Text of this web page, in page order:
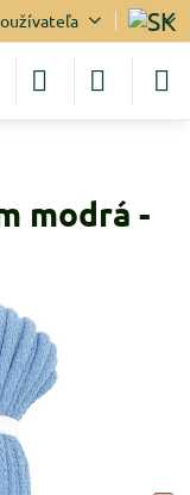
modrá -